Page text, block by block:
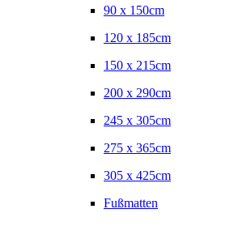
90 x 150cm
120 x 185cm
150 x 215cm
200 x 290cm
245 x 305cm
275 x 365cm
305 x 425cm
Fußmatten